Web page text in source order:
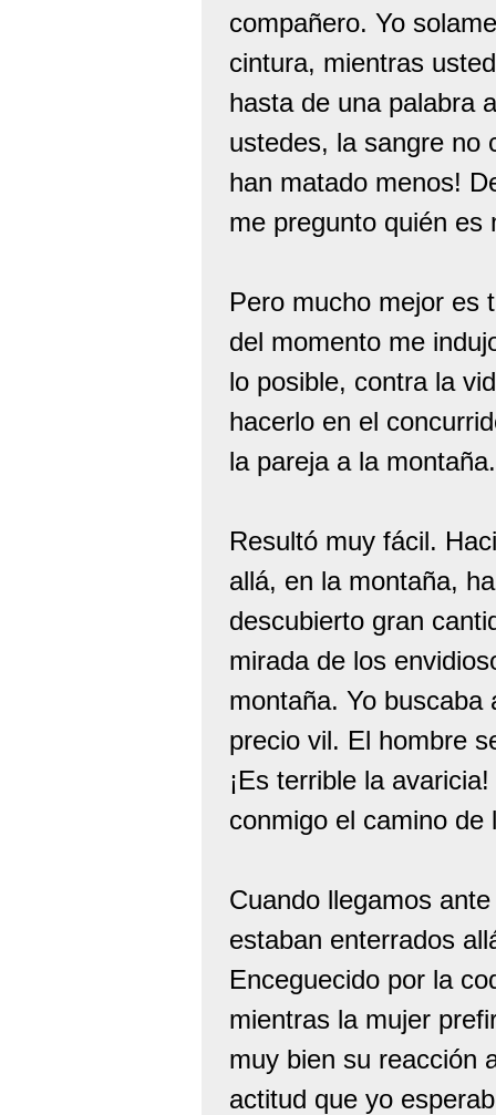
compañero. Yo
cintura, mientras
hasta de una palabra
ustedes, la sangre no
han matado menos!
me pregunto quién es
Pero mucho mejor es
del momento me
lo posible, contra la
hacerlo en el
la pareja a la montaña.
Resultó muy fácil.
allá, en la montaña,
descubierto gran
mirada de los
montaña. Yo
precio vil. El hombre
¡Es terrible la
conmigo el camino de
Cuando llegamos
estaban enterrados
Enceguecido por la
mientras la mujer
muy bien su reacción
actitud que yo